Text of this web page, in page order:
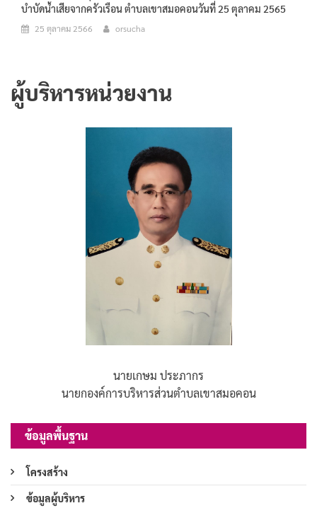
บำบัดน้ำเสียจากครัวเรือน ตำบลเขาสมอคอนวันที่ 25 ตุลาคม 2565
25 ตุลาคม 2566 orsucha
ผู้บริหารหน่วยงาน
นายเกษม ประภากร
นายกองค์การบริหารส่วนตำบลเขาสมอคอน
ข้อมูลพื้นฐาน
โครงสร้าง
ข้อมูลผู้บริหาร